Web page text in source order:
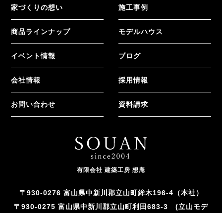
家づくりの想い 施工事例
商品ラインナップ モデルハウス
イベント情報 ブログ
会社情報 採用情報
お問い合わせ 資料請求
有限会社 建築工房 想庵
〒930-0276 富山県中新川郡立山町鉾木196-4（本社）
〒930-0275 富山県中新川郡立山町利田683-3 (立山モデ